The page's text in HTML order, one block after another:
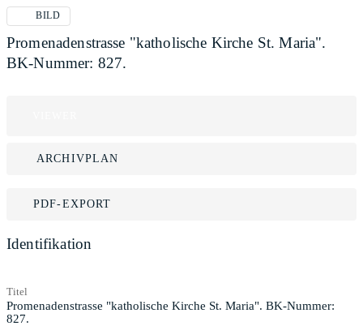
BILD
Promenadenstrasse "katholische Kirche St. Maria".
BK-Nummer: 827.
ARCHIVPLAN
PDF-EXPORT
Identifikation
Titel
Promenadenstrasse "katholische Kirche St. Maria". BK-Nummer:
827.